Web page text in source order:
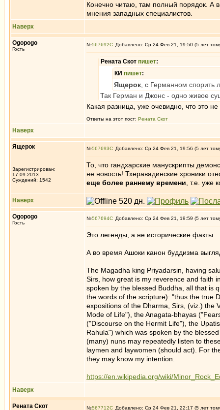
Конечно читаю, там полный порядок. А
мнения западных специалистов.
Наверх
Ogopogo
Гость
№567692 Добавлено: Ср 24 Фев 21, 19:50 (5 лет
Рената Скот пишет:
КИ пишет:
Ящерок , с Германном
Так Герман и Джонс - одно живое
Какая разница, уже очевидно, что это
Ответы на этот пост: Рената Скот
Наверх
Ящерок
Зарегистрирован:
17.09.2013
Суждений: 1542
№567693 Добавлено: Ср 24 Фев 21, 19:56 (5 лет
То, что гандхарские манускрипты
не новость! Тхеравадинские хроники
еще более раннему времени , т.е.
Наверх
Ogopogo
Гость
№567694 Добавлено: Ср 24 Фев 21, 19:59 (5 лет
Это легенды, а не исторические факты.
А во время Ашоки канон буддизма
The Magadha king Priyadarsin, having
Sirs, how great is my reverence and faith
spoken by the blessed Buddha, all that is
the words of the scripture): "thus the true
expositions of the Dharma, Sirs, (viz.) the
Mode of Life"), the Anagata-bhayas
("Discourse on the Hermit Life"), the
Rahula") which was spoken by the
(many) nuns may repeatedly listen to
laymen and laywomen (should act). For
they may know my intention.
https://en.wikipedia.org/wiki/
Наверх
Рената Скот №567712 Добавлено: Ср 24 Фев 21, 22:17 (5 лет